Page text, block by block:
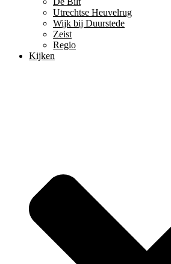
Utrechtse Heuvelrug
Wijk bij Duurstede
Zeist
Regio
Kijken